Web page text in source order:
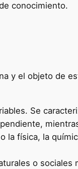
conocimiento.
y el objeto de
Se
la física, la
o sociales